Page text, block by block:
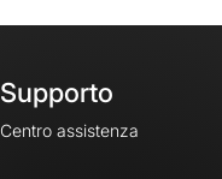
Supporto
Centro assistenza